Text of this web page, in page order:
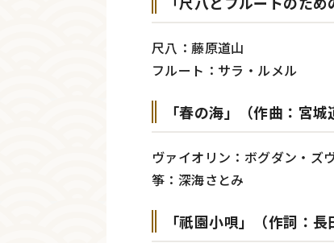
尺八：藤原道山
フルート：サラ・ルメル
「春の海」（作曲：宮城
ヴァイオリン：ボグダン・ズ
筝：深海さとみ
「祇園小唄」（作詞：